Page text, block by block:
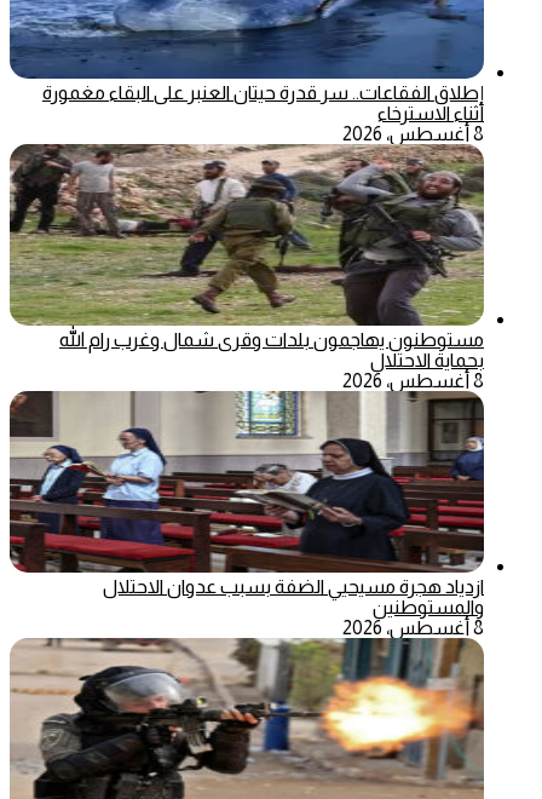
إطلاق الفقاعات.. سر قدرة حيتان العنبر على البقاء مغمورة
أثناء الاسترخاء
8 أغسطس، 2026
مستوطنون يهاجمون بلدات وقرى شمال وغرب رام الله
بحماية الاحتلال
8 أغسطس، 2026
ازدياد هجرة مسيحيي الضفة بسبب عدوان الاحتلال
والمستوطنين
8 أغسطس، 2026